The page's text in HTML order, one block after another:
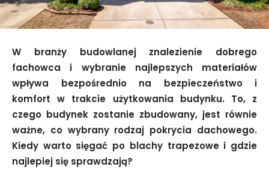
W branży budowlanej znalezienie dobrego
fachowca i wybranie najlepszych materiałów
wpływa bezpośrednio na bezpieczeństwo i
komfort w trakcie użytkowania budynku. To, z
czego budynek zostanie zbudowany, jest równie
ważne, co wybrany rodzaj pokrycia dachowego.
Kiedy warto sięgać po blachy trapezowe i gdzie
najlepiej się sprawdzają?